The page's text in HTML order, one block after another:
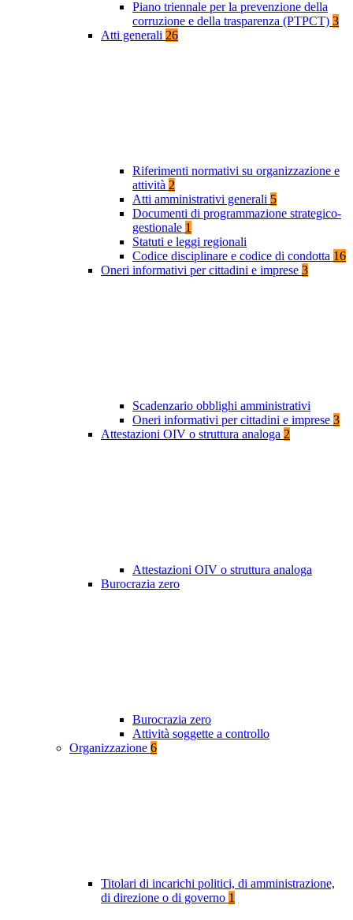
Piano triennale per la prevenzione della
corruzione e della trasparenza (PTPCT) 3
Atti generali 26
Riferimenti normativi su organizzazione e
attività 2
Atti amministrativi generali 5
Documenti di programmazione strategico-
gestionale 1
Statuti e leggi regionali
Codice disciplinare e codice di condotta 16
Oneri informativi per cittadini e imprese 3
Scadenzario obblighi amministrativi
Oneri informativi per cittadini e imprese 3
Attestazioni OIV o struttura analoga 2
Attestazioni OIV o struttura analoga
Burocrazia zero
Burocrazia zero
Attività soggette a controllo
Organizzazione 6
Titolari di incarichi politici, di amministrazione,
di direzione o di governo 1